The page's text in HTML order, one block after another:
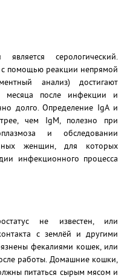
серологический.
помощью реакции непрямой
анализ) достигают
месяца после инфекции и
долго. Определение IgA и
чем IgM, полезно при
и обследовании
женщин, для которых
инфекционного процесса
не известен, или
с землёй и другими
фекалиями кошек, или
работы. Домашние кошки,
питаться сырым мясом и